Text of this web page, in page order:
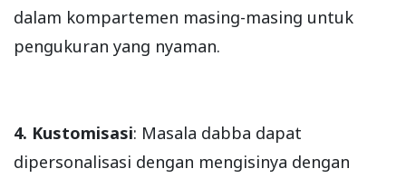
dalam kompartemen masing-masing untuk
pengukuran yang nyaman.
4. Kustomisasi: Masala dabba dapat
dipersonalisasi dengan mengisinya dengan